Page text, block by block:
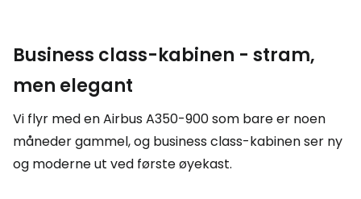
Business class-kabinen - stram,
men elegant
Vi flyr med en Airbus A350-900 som bare er noen
måneder gammel, og business class-kabinen ser ny
og moderne ut ved første øyekast.